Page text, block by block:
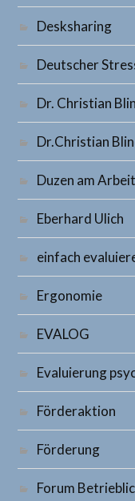
Desksharing
Deutscher
Dr. Christian
Dr.Christian
Duzen am
Eberhard Ulich
einfach
Ergonomie
EVALOG
Evaluierung
Förderaktion
Förderung
Forum